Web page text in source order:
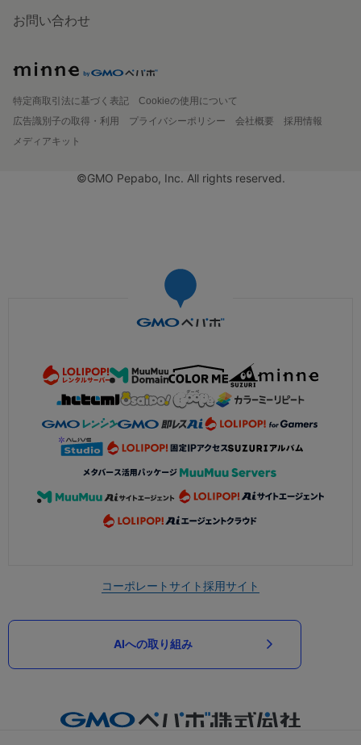
お問い合わせ
特定商取引法に基づく表記
Cookieの使用について
広告識別子の取得・利用
プライバシーポリシー 会社概要
採用情報
メディアキット
©GMO Pepabo, Inc. All rights reserved.
コーポレートサイト採用サイト
AIへの取り組み